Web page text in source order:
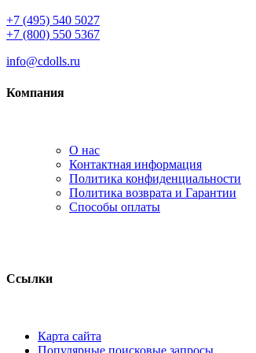
+7 (495) 540 5027
+7 (800) 550 5367
info@cdolls.ru
Компания
О нас
Контактная информация
Политика конфиденциальности
Политика возврата и Гарантии
Способы оплаты
Ссылки
Карта сайта